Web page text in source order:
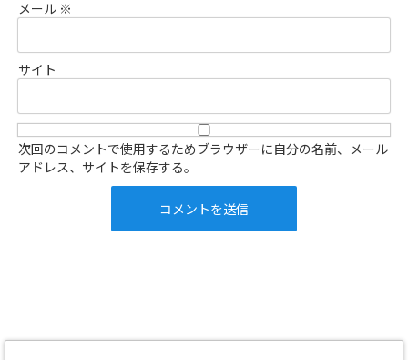
メール ※
サイト
次回のコメントで使用するためブラウザーに自分の名前、メール
アドレス、サイトを保存する。